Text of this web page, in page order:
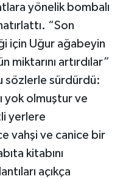
yönelik bombalı
“Son
için Uğur ağabeyin
miktarını artırdılar”
sözlerle sürdürdü:
yok olmuştur ve
yerlere
vahşi ve canice bir
kitabını
açıkça